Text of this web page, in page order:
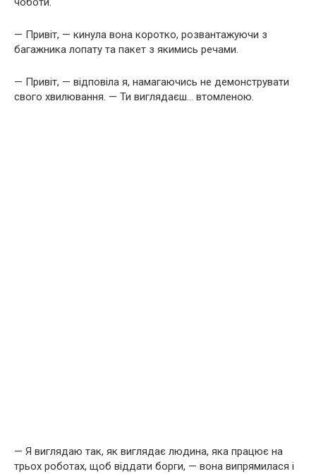
— Привіт, — кинула вона коротко, розвантажуючи з
багажника лопату та пакет з якимись речами.
— Привіт, — відповіла я, намагаючись не демонструвати
свого хвилювання. — Ти виглядаєш… втомленою.
— Я виглядаю так, як виглядає людина, яка працює на
трьох роботах, щоб віддати борги, — вона випрямилася і